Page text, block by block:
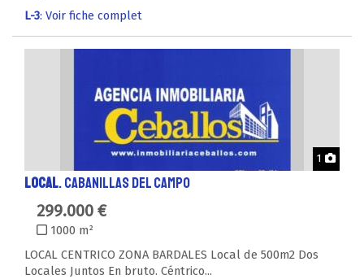
L-3: Voir fiche complet
1
LOCAL. CABANILLAS DEL CAMPO
299.000 €
1000 m²
LOCAL CENTRICO ZONA BARDALES Local de 500m2 Dos
Locales Juntos En bruto. Céntrico...